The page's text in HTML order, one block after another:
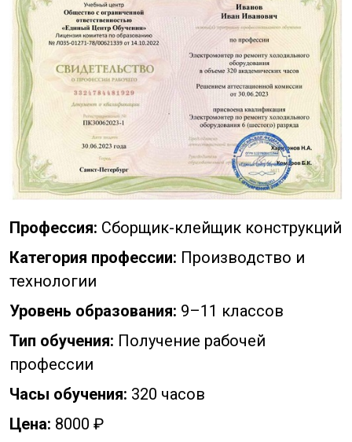
Профессия: Сборщик-клейщик конструкций
Категория профессии: Производство и
технологии
Уровень образования: 9–11 классов
Тип обучения: Получение рабочей
профессии
Часы обучения: 320 часов
Цена: 8000 ₽